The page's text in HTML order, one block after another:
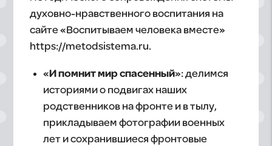
духовно-нравственного воспитания на
сайте «Воспитываем человека вместе»
https://metodsistema.ru.
«И помнит мир спасенный»: делимся
историями о подвигах наших
родственников на фронте и в тылу,
прикладываем фотографии военных
лет и сохранившиеся фронтовые